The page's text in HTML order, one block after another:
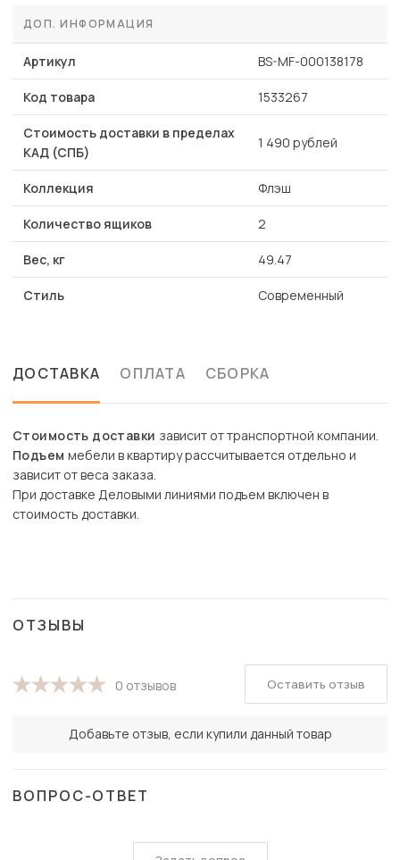
ДОП. ИНФОРМАЦИЯ
Артикул BS-MF-000138178
Код товара 1533267
Стоимость доставки в пределах
КАД (СПБ)
1 490 рублей
Коллекция Флэш
Количество ящиков 2
Вес, кг 49.47
Стиль Современный
ДОСТАВКА ОПЛАТА СБОРКА
Стоимость доставки зависит от транспортной компании.
Подъем мебели в квартиру рассчитывается отдельно и
зависит от веса заказа.
При доставке Деловыми линиями подъем включен в
стоимость доставки.
ОТЗЫВЫ
0 отзывов
Добавьте отзыв, если купили данный товар
Оставить отзыв
ВОПРОС-ОТВЕТ